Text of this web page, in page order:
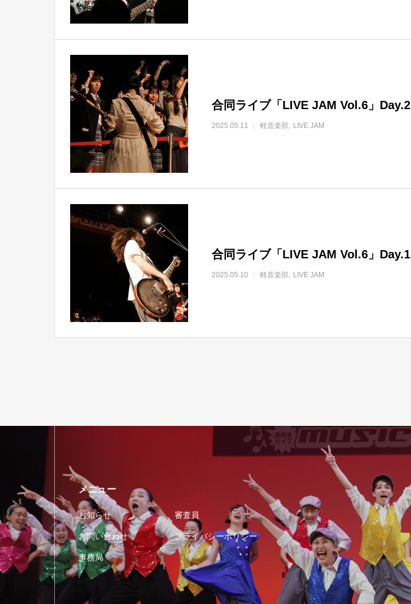
合同ライブ「LIVE JAM Vol.6」Day.2
2025.05.11 軽音楽部 LIVE JAM
合同ライブ「LIVE JAM Vol.6」Day.1
2025.05.10 軽音楽部 LIVE JAM
メニュー
お知らせ 審査員
お問い合わせ プライバシーポリシー
事務局